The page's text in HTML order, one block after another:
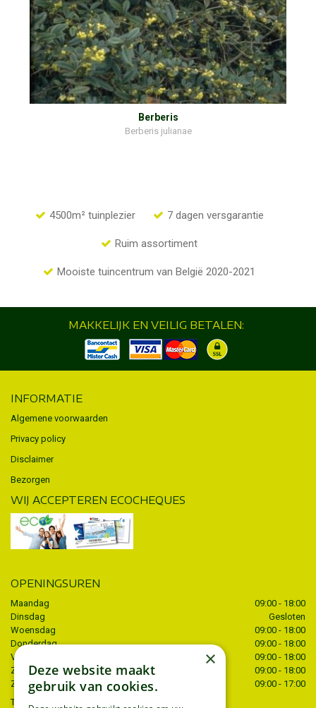
Berberis
Berberis julianae
4500m² tuinplezier 7 dagen versgarantie
Ruim assortiment
Mooiste tuincentrum van België 2020-2021
MAKKELIJK EN VEILIG BETALEN:
INFORMATIE
Algemene voorwaarden
Privacy policy
Disclaimer
Bezorgen
WIJ ACCEPTEREN ECOCHEQUES
OPENINGSUREN
Maandag
09:00 - 18:00
Dinsdag
Gesloten
Woensdag
09:00 - 18:00
Donderdag
09:00 - 18:00
Vrijdag
09:00 - 18:00
Zaterdag
09:00 - 18:00
Zondag
09:00 - 17:00
Toon alle openingstijden
×
Deze website maakt
gebruik van cookies.